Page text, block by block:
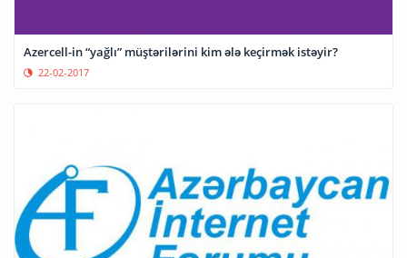
Azercell-in “yağlı” müştərilərini kim ələ keçirmək istəyir?
22-02-2017